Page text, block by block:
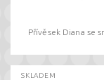
Přívěsek Diana se
SKLADEM